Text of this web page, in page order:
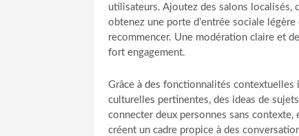
utilisateurs. Ajoutez des salons localisés,
obtenez une porte d’entrée sociale
recommencer. Une modération claire et
fort engagement.
Grâce à des fonctionnalités
culturelles pertinentes, des ideas de
connecter deux personnes sans
créent un cadre propice à des